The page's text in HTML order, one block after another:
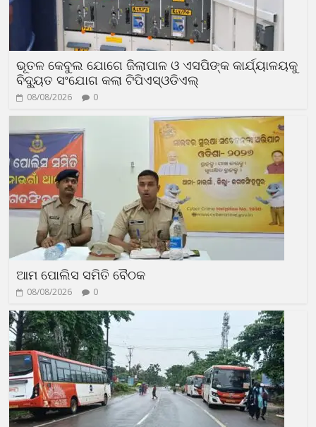
ଭୂତଳ କେବୁଲ ଯୋଗେ ଜିଲାପାଳ ଓ ଏସପିଙ୍କ କାର୍ଯ୍ୟାଳୟକୁ
ବିଦ୍ୟୁତ ସଂଯୋଗ କଲା ଟିପିଏସ୍ଓଡିଏଲ୍
08/08/2026 0
ଆମ ପୋଲିସ ସମିତି ବୈଠକ
08/08/2026 0